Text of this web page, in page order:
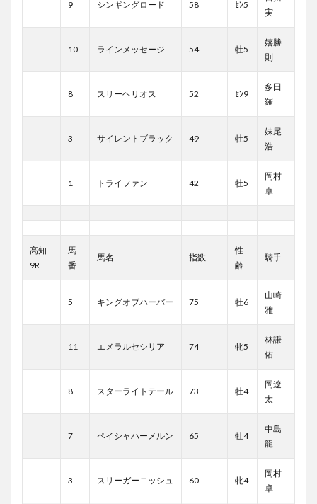
9 シンギングロード 58 ｾﾝ5
実
10 ラインメッセージ 54 牡5
嬉勝
則
8 スリーヘリオス 52 ｾﾝ9
多田
羅
3 サイレントブラック 49 牡5
妹尾
浩
1 トライファン 42 牡5
岡村
卓
高知
9R
馬
番
馬名 指数
性
齢
騎手
5 キングオブハーバー 75 牡6
山崎
雅
11 エメラルセシリア 74 牝5
林謙
佑
8 スターライトテール 73 牡4
岡遼
太
7 ペイシャハーメルン 65 牡4
中島
龍
3 スリーガーニッシュ 60 牝4
岡村
卓